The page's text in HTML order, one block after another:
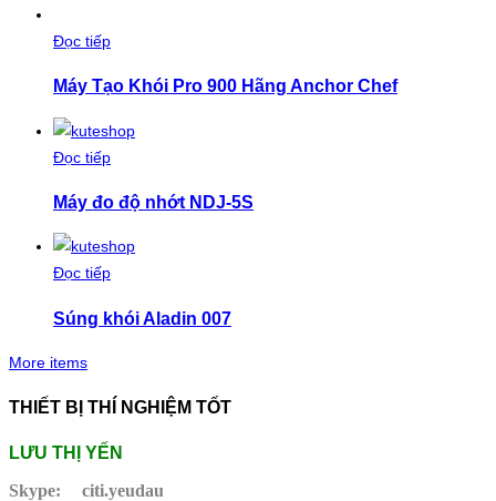
Đọc tiếp
Máy Tạo Khói Pro 900 Hãng Anchor Chef
Đọc tiếp
Máy đo độ nhớt NDJ-5S
Đọc tiếp
Súng khói Aladin 007
More items
THIẾT BỊ THÍ NGHIỆM TỐT
LƯU THỊ YẾN
Skype:
citi.yeudau